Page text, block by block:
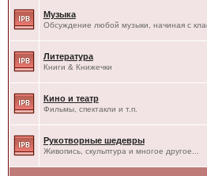
Музыка
Обсуждение любой музыки, начиная с
Литература
Книги & Книжечки
Кино и театр
Фильмы, спектакли и т.п.
Рукотворные шедевры
Живопись, скульптура и многое другое...